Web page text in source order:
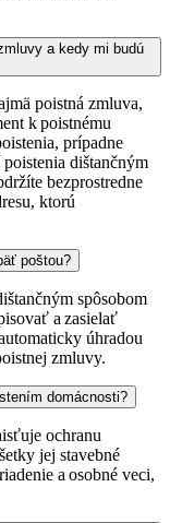
a kedy mi budú
poistná zmluva,
k poistnému
prípadne
dištančným
bezprostredne
ktorú
poštou?
spôsobom
a zasielať
úhradou
zmluvy.
domácnosti?
ochranu
jej stavebné
a osobné veci,